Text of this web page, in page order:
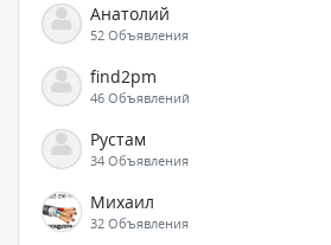
Анатолий
52 Объявления
find2pm
46 Объявлений
Рустам
34 Объявления
Михаил
32 Объявления